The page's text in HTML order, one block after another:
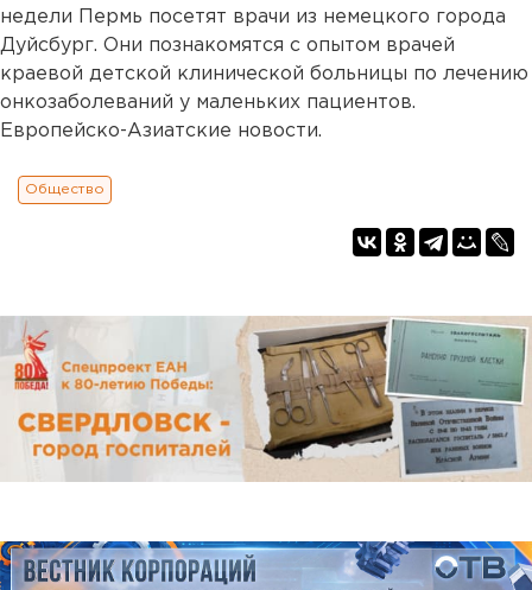
недели Пермь посетят врачи из немецкого города
Дуйсбург. Они познакомятся с опытом врачей
краевой детской клинической больницы по лечению
онкозаболеваний у маленьких пациентов.
Европейско-Азиатские новости.
Общество